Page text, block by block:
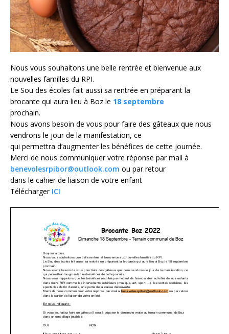
Nous vous souhaitons une belle rentrée et bienvenue aux
nouvelles familles du RPI.
Le Sou des écoles fait aussi sa rentrée en préparant la
brocante qui aura lieu à Boz le 18 septembre
prochain.
Nous avons besoin de vous pour faire des gâteaux que nous
vendrons le jour de la manifestation, ce
qui permettra d’augmenter les bénéfices de cette journée.
Merci de nous communiquer votre réponse par mail à
benevolesrpibor@outlook.com ou par retour
dans le cahier de liaison de votre enfant
Télécharger ICI